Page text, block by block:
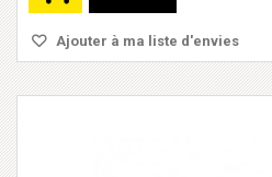
Ajouter à ma liste d'envies